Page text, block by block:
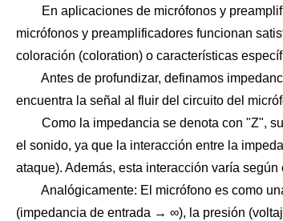
En aplicaciones de micrófonos y
micrófonos y preamplificadores funcionan
coloración (coloration) o características
Antes de profundizar, definamos
encuentra la señal al fluir del circuito del
Como la impedancia se denota con "Z",
el sonido, ya que la interacción entre la
ataque). Además, esta interacción varía
Analógicamente: El micrófono es como una
(impedancia de entrada → ∞), la presión